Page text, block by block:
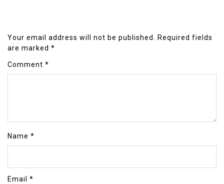
Your email address will not be published. Required fields
are marked *
Comment *
Name *
Email *